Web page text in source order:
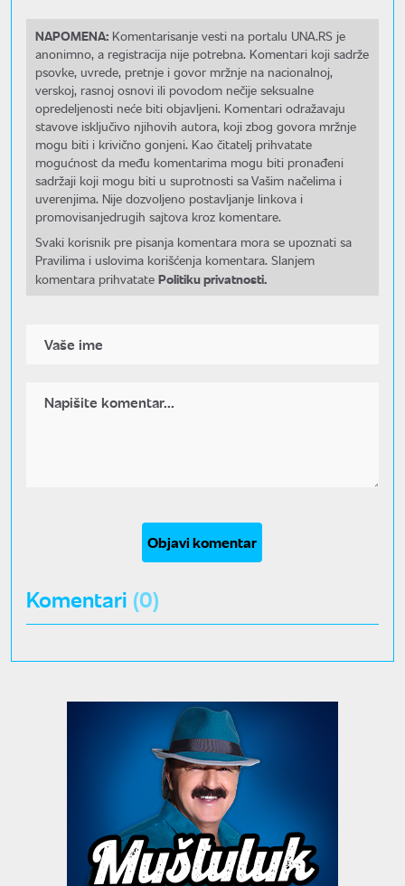
NAPOMENA: Komentarisanje vesti na portalu UNA.RS je
anonimno, a registracija nije potrebna. Komentari koji sadrže
psovke, uvrede, pretnje i govor mržnje na nacionalnoj,
verskoj, rasnoj osnovi ili povodom nečije seksualne
opredeljenosti neće biti objavljeni. Komentari odražavaju
stavove isključivo njihovih autora, koji zbog govora mržnje
mogu biti i krivično gonjeni. Kao čitatelj prihvatate
mogućnost da među komentarima mogu biti pronađeni
sadržaji koji mogu biti u suprotnosti sa Vašim načelima i
uverenjima. Nije dozvoljeno postavljanje linkova i
promovisanjedrugih sajtova kroz komentare.
Svaki korisnik pre pisanja komentara mora se upoznati sa
Pravilima i uslovima korišćenja komentara. Slanjem
komentara prihvatate Politiku privatnosti.
Objavi komentar
Komentari (0)